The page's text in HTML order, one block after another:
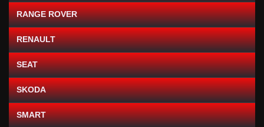
RANGE ROVER
RENAULT
SEAT
SKODA
SMART